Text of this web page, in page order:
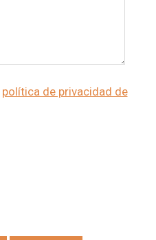
política de privacidad de